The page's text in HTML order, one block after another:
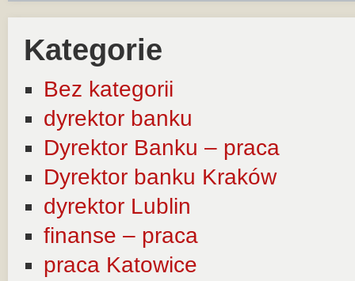
Kategorie
Bez kategorii
dyrektor banku
Dyrektor Banku – praca
Dyrektor banku Kraków
dyrektor Lublin
finanse – praca
praca Katowice